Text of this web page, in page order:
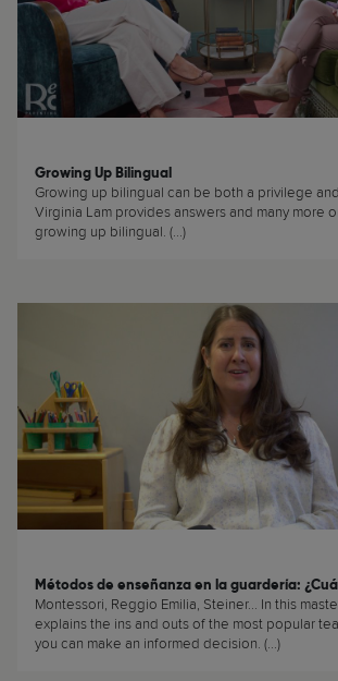
Growing Up Bilingual
Growing up bilingual can be both a privilege
Virginia Lam provides answers and many more
growing up bilingual. (...)
Métodos de enseñanza en la guardería:
Montessori, Reggio Emilia, Steiner... In this
explains the ins and outs of the most popular
you can make an informed decision. (...)